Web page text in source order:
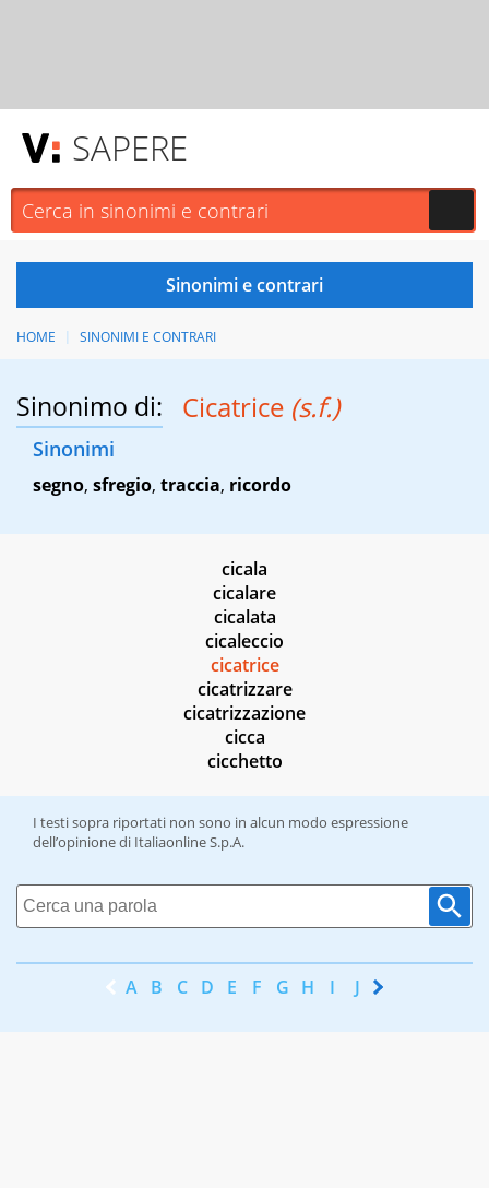
SAPERE
HOME SINONIMI E CONTRARI
Sinonimo di: Cicatrice (s.f.)
Sinonimi
segno, sfregio, traccia, ricordo
cicala
cicalare
cicalata
cicaleccio
cicatrice
cicatrizzare
cicatrizzazione
cicca
cicchetto
I testi sopra riportati non sono in alcun modo espressione
dell’opinione di Italiaonline S.p.A.
A B C D E F G H I J K